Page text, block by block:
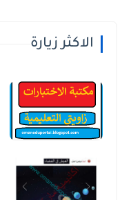
الاكثر زيارة